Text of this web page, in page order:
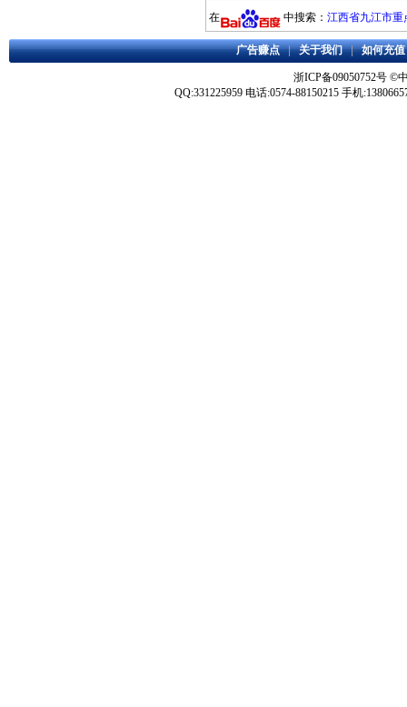
在 中搜索： 江西省九江市重
广告赚点|关于我们|如何充值
浙ICP备09050752号 ©
QQ:331225959 电话:0574-88150215 手机